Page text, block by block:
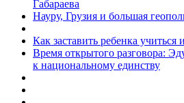
Габараева
Науру, Грузия и большая
Как заставить ребенка учиться
Время открытого разговора:
к национальному единству